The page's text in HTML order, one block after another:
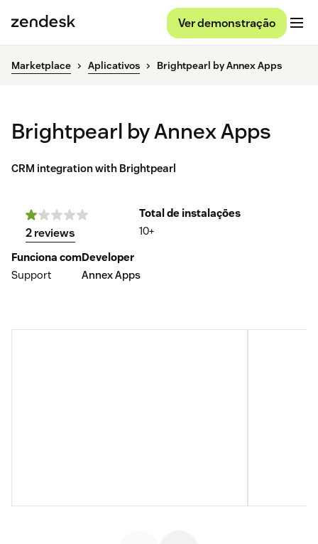
Ver demonstração
Marketplace Aplicativos Brightpearl by Annex Apps
Brightpearl by Annex Apps
CRM integration with Brightpearl
2 reviews
Total de instalações
10+
Funciona com
Support
Developer
Annex Apps